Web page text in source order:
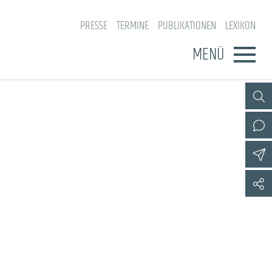
PRESSE TERMINE PUBLIKATIONEN LEXIKON
MENÜ